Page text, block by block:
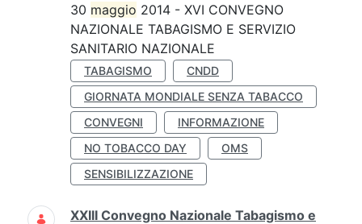
30 maggio 2014 - XVI CONVEGNO
NAZIONALE TABAGISMO E SERVIZIO
SANITARIO NAZIONALE
TABAGISMO
CNDD
GIORNATA MONDIALE SENZA TABACCO
CONVEGNI
INFORMAZIONE
NO TOBACCO DAY
OMS
SENSIBILIZZAZIONE
XXIII Convegno Nazionale Tabagismo e